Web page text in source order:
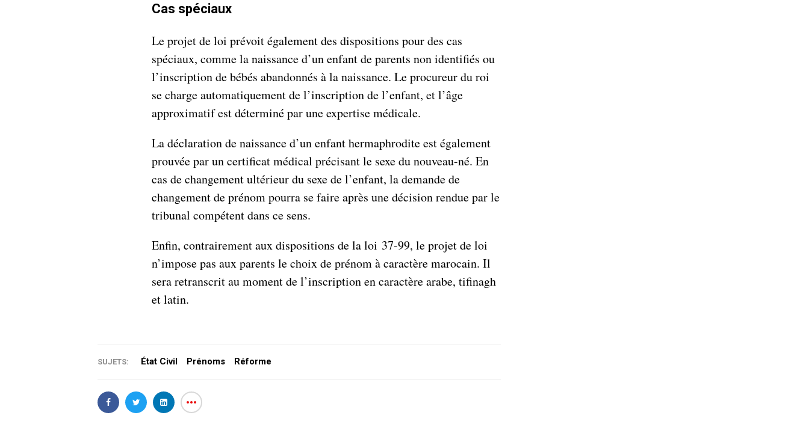
Cas spéciaux
Le projet de loi prévoit également des dispositions pour des cas
spéciaux, comme la naissance d’un enfant de parents non identifiés ou
l’inscription de bébés abandonnés à la naissance. Le procureur du roi
se charge automatiquement de l’inscription de l’enfant, et l’âge
approximatif est déterminé par une expertise médicale.
La déclaration de naissance d’un enfant hermaphrodite est également
prouvée par un certificat médical précisant le sexe du nouveau-né. En
cas de changement ultérieur du sexe de l’enfant, la demande de
changement de prénom pourra se faire après une décision rendue par le
tribunal compétent dans ce sens.
Enfin, contrairement aux dispositions de la loi 37-99, le projet de loi
n’impose pas aux parents le choix de prénom à caractère marocain. Il
sera retranscrit au moment de l’inscription en caractère arabe, tifinagh
et latin.
SUJETS: État Civil Prénoms Réforme